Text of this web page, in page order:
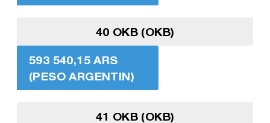
40 OKB (OKB)
593 540,15 ARS
(PESO ARGENTIN)
41 OKB (OKB)